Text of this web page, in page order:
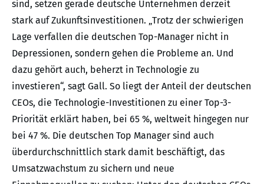
sind, setzen gerade deutsche Unternehmen derzeit
stark auf Zukunftsinvestitionen. „Trotz der schwierigen
Lage verfallen die deutschen Top-Manager nicht in
Depressionen, sondern gehen die Probleme an. Und
dazu gehört auch, beherzt in Technologie zu
investieren“, sagt Gall. So liegt der Anteil der deutschen
CEOs, die Technologie-Investitionen zu einer Top-3-
Priorität erklärt haben, bei 65 %, weltweit hingegen nur
bei 47 %. Die deutschen Top Manager sind auch
überdurchschnittlich stark damit beschäftigt, das
Umsatzwachstum zu sichern und neue